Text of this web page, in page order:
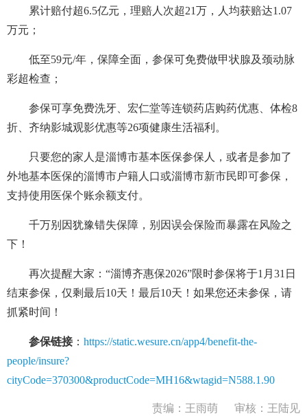
累计赔付超6.5亿元，理赔人次超21万，人均获赔达1.07
万元；
低至59元/年，保障全面，参保可免费做甲状腺及颈动脉
彩超检查；
参保可享免费洗牙、宏仁堂等连锁药店购药优惠、体检8
折、齐纳影城观影优惠等26项健康生活福利。
只要您的家人是淄博市基本医保参保人，或者是参加了
外地基本医保的淄博市户籍人口或淄博市新市民即可参保，
支持使用医保个账余额支付。
千万别因犹豫错失保障，别因误会保险而暴露在风险之
下！
再次提醒大家：“淄博齐惠保2026”限时参保将于1月31日
结束参保，仅剩最后10天！最后10天！如果您还未参保，请
抓紧时间！
参保链接： https://static.wesure.cn/app4/benefit-the-
people/insure?
cityCode=370300&productCode=MH16&wtagid=N588.1.90
责编：王雨萌 审核：王陆见